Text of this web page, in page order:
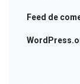
Feed de